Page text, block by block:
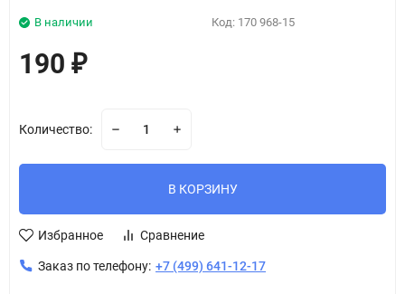
Код: 170 968-15
В наличии
190 ₽
Количество:
В КОРЗИНУ
Избранное Сравнение
Заказ по телефону: +7 (499) 641-12-17